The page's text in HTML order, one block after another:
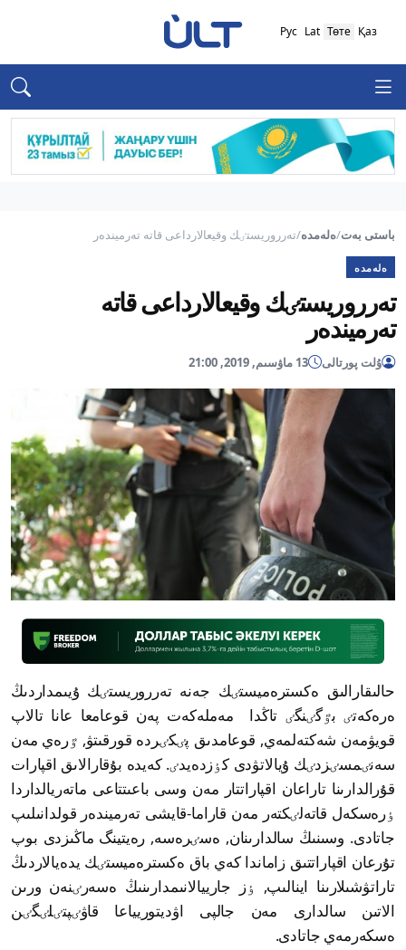
Қаз
Төте
Lat
Рус
باستى بەت/ەلەمدە/تەرروريستٸك وقيعالارداعى قاتە تەرميندەر
ەلەمدە
تەرروريستٸك وقيعالارداعى قاتە
تەرميندەر
ۇلت پورتالى 13 ماۋسىم, 2019, 21:00
حالىقارالىق ەكسترەميستٸك جەنە تەرروريستٸك ۇيىمداردىڭ
ەرەكەتٸ بٷگٸنگٸ تاڭدا مەملەكەت پەن قوعامعا عانا تالاپ
قويۋمەن شەكتەلمەي, قوعامدىق پٸكٸردە قورقىتۋ, ٷرەي مەن
سەنٸمسٸزدٸك ۇيالاتۋدى كٶزدەيدٸ. كەيدە بۇقارالاىق اقپارات
قۇرالدارىنا تاراعان اقپاراتتار مەن وسى باعىتتاعى ماتەريالداردا
ٶرەسكەل قاتەلٸكتەر مەن قاراما-قايشى تەرميندەر قولدانىلىپ
جاتادى. وسىنىڭ سالدارىنان, ەسٸرەسە, رەيتينگ ماڭىزدى بوپ
تۇرعان اقپاراتتىق زاماندا كەي باق ەكسترەميستٸك يدەيالاردىڭ
تاراتۋشىلارىنا اينالىپ, ٶز جارييالانىمدارىنىڭ ەسەرٸنەن ورىن
الاتىن سالدارى مەن جالپى اۋديتوريياعا قاۋٸپتٸلٸگٸن
ەسكەرمەي جاتادى.